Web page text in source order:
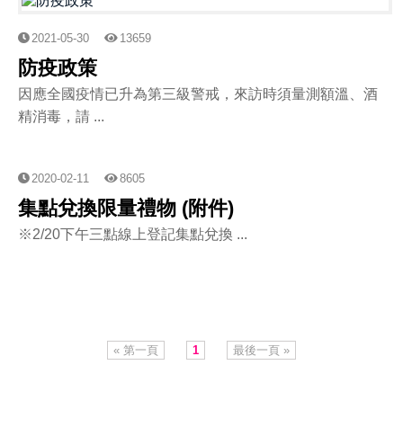
2021-05-30 13659
防疫政策
因應全國疫情已升為第三級警戒，來訪時須量測額溫、酒
精消毒，請 ...
2020-02-11 8605
集點兌換限量禮物 (附件)
※2/20下午三點線上登記集點兌換 ...
« 第一頁 1 最後一頁 »